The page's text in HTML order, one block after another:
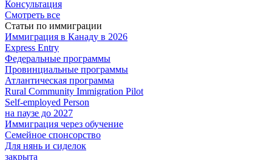
Консультация
Смотреть все
Статьи по иммиграции
Иммиграция в Канаду в 2026
Express Entry
Федеральные программы
Провинциальные программы
Атлантическая программа
Rural Community Immigration Pilot
Self-employed Person
на паузе до 2027
Иммиграция через обучение
Семейное спонсорство
Для нянь и сиделок
закрыта